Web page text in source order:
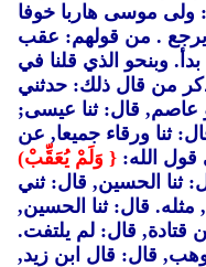
ولى موسى هاربا خوفا
. من قولهم: عقب
وبنحو الذي قلنا في
من قال ذلك: حدثني
عاصم, قال: ثنا عيسى;
ثنا ورقاء جميعا, عن
الله: { وَلَمْ يُعَقِّبْ)
ثنا الحسين, قال: ثني
قال: ثنا الحسين,
قتادة, قال: لم يلتفت.
قال: قال ابن زيد,